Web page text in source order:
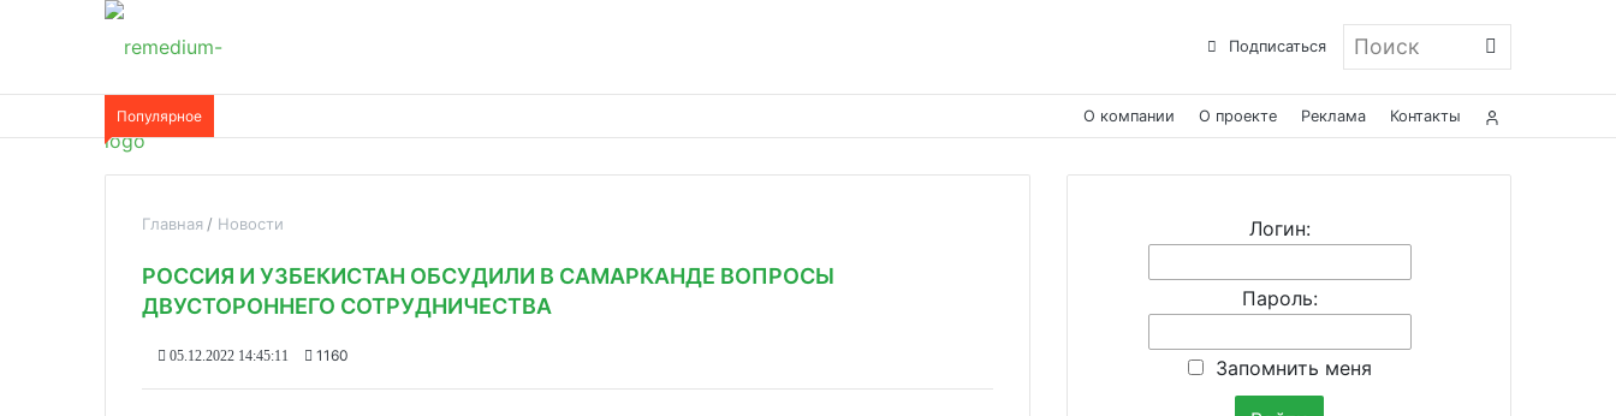
Подписаться Поиск
Популярное О компании О проекте Реклама Контакты
Главная Новости
РОССИЯ И УЗБЕКИСТАН ОБСУДИЛИ В САМАРКАНДЕ ВОПРОСЫ
ДВУСТОРОННЕГО СОТРУДНИЧЕСТВА
05.12.2022 14:45:11 1160
Логин:
Пароль:
Запомнить меня